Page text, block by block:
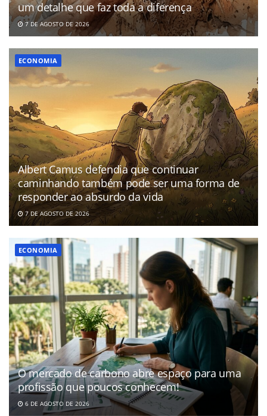
um detalhe que faz toda a diferença
7 DE AGOSTO DE 2026
ECONOMIA
Albert Camus defendia que continuar
caminhando também pode ser uma forma de
responder ao absurdo da vida
7 DE AGOSTO DE 2026
ECONOMIA
O mercado de carbono abre espaço para uma
profissão que poucos conhecem!
6 DE AGOSTO DE 2026